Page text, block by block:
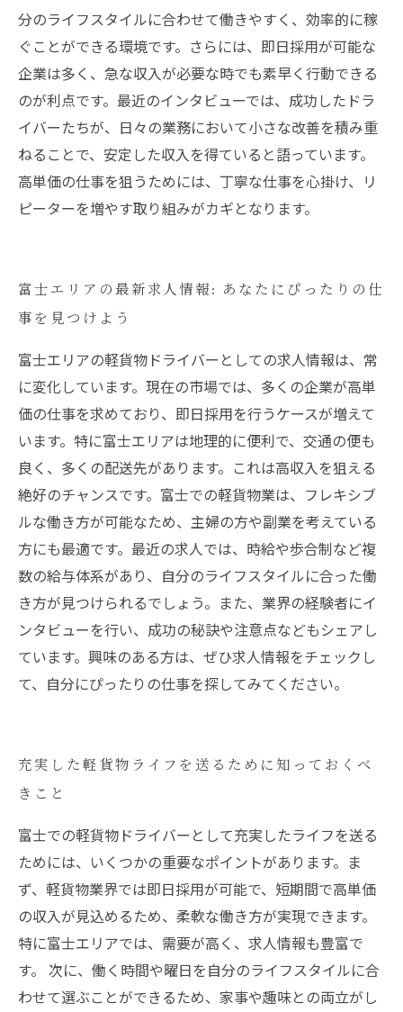
分のライフスタイルに合わせて働きやすく、効率的に稼
ぐことができる環境です。さらには、即日採用が可能な
企業は多く、急な収入が必要な時でも素早く行動できる
のが利点です。最近のインタビューでは、成功したドラ
イバーたちが、日々の業務において小さな改善を積み重
ねることで、安定した収入を得ていると語っています。
高単価の仕事を狙うためには、丁寧な仕事を心掛け、リ
ピーターを増やす取り組みがカギとなります。
富士エリアの最新求人情報: あなたにぴったりの仕
事を見つけよう
富士エリアの軽貨物ドライバーとしての求人情報は、常
に変化しています。現在の市場では、多くの企業が高単
価の仕事を求めており、即日採用を行うケースが増えて
います。特に富士エリアは地理的に便利で、交通の便も
良く、多くの配送先があります。これは高収入を狙える
絶好のチャンスです。富士での軽貨物業は、フレキシブ
ルな働き方が可能なため、主婦の方や副業を考えている
方にも最適です。最近の求人では、時給や歩合制など複
数の給与体系があり、自分のライフスタイルに合った働
き方が見つけられるでしょう。また、業界の経験者にイ
ンタビューを行い、成功の秘訣や注意点などもシェアし
ています。興味のある方は、ぜひ求人情報をチェックし
て、自分にぴったりの仕事を探してみてください。
充実した軽貨物ライフを送るために知っておくべ
きこと
富士での軽貨物ドライバーとして充実したライフを送る
ためには、いくつかの重要なポイントがあります。ま
ず、軽貨物業界では即日採用が可能で、短期間で高単価
の収入が見込めるため、柔軟な働き方が実現できます。
特に富士エリアでは、需要が高く、求人情報も豊富で
す。 次に、働く時間や曜日を自分のライフスタイルに合
わせて選ぶことができるため、家事や趣味との両立がし